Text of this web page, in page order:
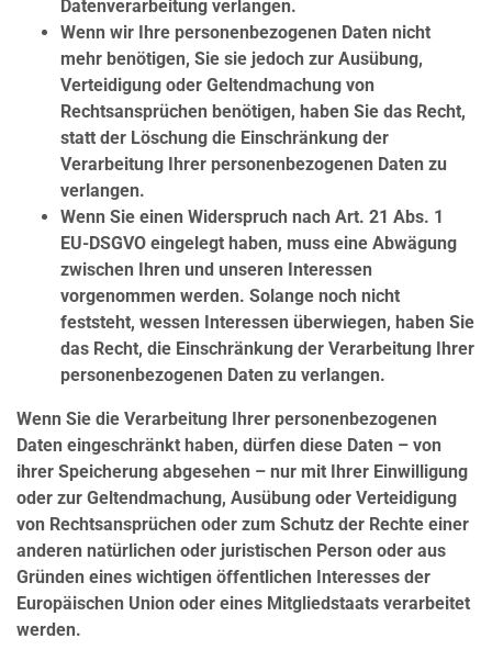
Datenverarbeitung verlangen.
Wenn wir Ihre personenbezogenen Daten nicht
mehr benötigen, Sie sie jedoch zur Ausübung,
Verteidigung oder Geltendmachung von
Rechtsansprüchen benötigen, haben Sie das Recht,
statt der Löschung die Einschränkung der
Verarbeitung Ihrer personenbezogenen Daten zu
verlangen.
Wenn Sie einen Widerspruch nach Art. 21 Abs. 1
EU-DSGVO eingelegt haben, muss eine Abwägung
zwischen Ihren und unseren Interessen
vorgenommen werden. Solange noch nicht
feststeht, wessen Interessen überwiegen, haben Sie
das Recht, die Einschränkung der Verarbeitung Ihrer
personenbezogenen Daten zu verlangen.
Wenn Sie die Verarbeitung Ihrer personenbezogenen
Daten eingeschränkt haben, dürfen diese Daten – von
ihrer Speicherung abgesehen – nur mit Ihrer Einwilligung
oder zur Geltendmachung, Ausübung oder Verteidigung
von Rechtsansprüchen oder zum Schutz der Rechte einer
anderen natürlichen oder juristischen Person oder aus
Gründen eines wichtigen öffentlichen Interesses der
Europäischen Union oder eines Mitgliedstaats verarbeitet
werden.